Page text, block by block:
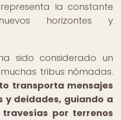
la constante
horizontes y
sido considerado un
tribus nómadas.
transporta mensajes
y deidades, guiando a
por terrenos